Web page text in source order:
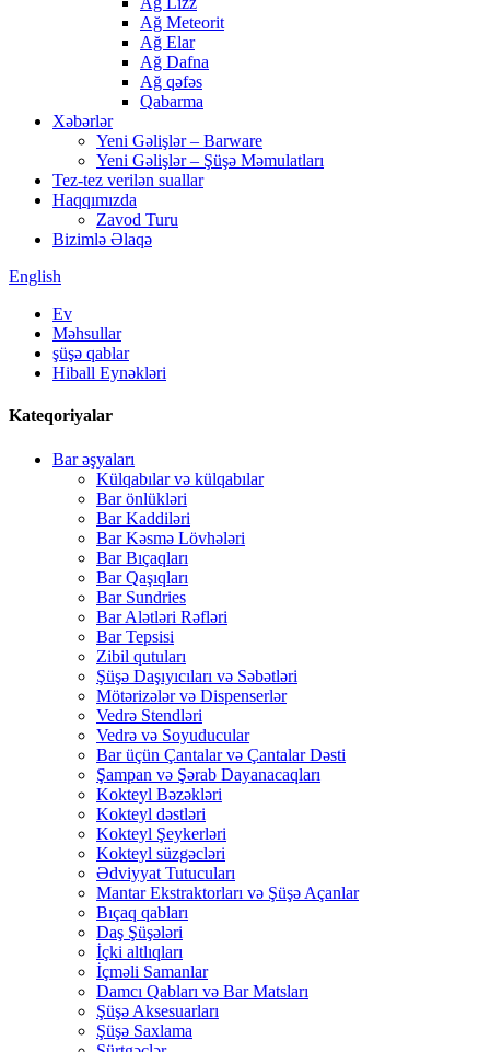
Ağ Meteorit
Ağ Elar
Ağ Dafna
Ağ qəfəs
Qabarma
Xəbərlər
Yeni Gəlişlər – Barware
Yeni Gəlişlər – Şüşə Məmulatları
Tez-tez verilən suallar
Haqqımızda
Zavod Turu
Bizimlə Əlaqə
English
Ev
Məhsullar
şüşə qablar
Hiball Eynəkləri
Kateqoriyalar
Bar əşyaları
Külqabılar və külqabılar
Bar önlükləri
Bar Kaddiləri
Bar Kəsmə Lövhələri
Bar Bıçaqları
Bar Qaşıqları
Bar Sundries
Bar Alətləri Rəfləri
Bar Tepsisi
Zibil qutuları
Şüşə Daşıyıcıları və Səbətləri
Mötərizələr və Dispenserlər
Vedrə Stendləri
Vedrə və Soyuducular
Bar üçün Çantalar və Çantalar Dəsti
Şampan və Şərab Dayanacaqları
Kokteyl Bəzəkləri
Kokteyl dəstləri
Kokteyl Şeykerləri
Kokteyl süzgəcləri
Ədviyyat Tutucuları
Mantar Ekstraktorları və Şüşə Açanlar
Bıçaq qabları
Daş Şüşələri
İçki altlıqları
İçməli Samanlar
Damcı Qabları və Bar Matsları
Şüşə Aksesuarları
Şüşə Saxlama